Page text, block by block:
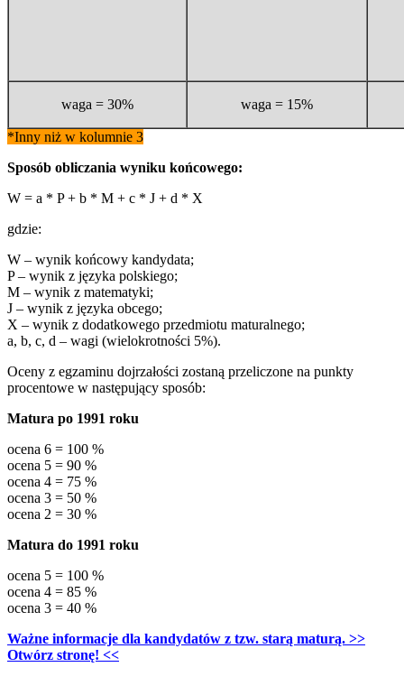
waga = 30% waga = 15%
*Inny niż w kolumnie 3
Sposób obliczania wyniku końcowego:
W = a * P + b * M + c * J + d * X
gdzie:
W – wynik końcowy kandydata;
P – wynik z języka polskiego;
M – wynik z matematyki;
J – wynik z języka obcego;
X – wynik z dodatkowego przedmiotu maturalnego;
a, b, c, d – wagi (wielokrotności 5%).
Oceny z egzaminu dojrzałości zostaną przeliczone na punkty
procentowe w następujący sposób:
Matura po 1991 roku
ocena 6 = 100 %
ocena 5 = 90 %
ocena 4 = 75 %
ocena 3 = 50 %
ocena 2 = 30 %
Matura do 1991 roku
ocena 5 = 100 %
ocena 4 = 85 %
ocena 3 = 40 %
Ważne informacje dla kandydatów z tzw. starą maturą. >>
Otwórz stronę! <<